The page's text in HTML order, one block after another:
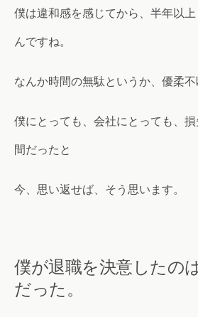
僕は違和感を感じてから、半年以
んですね。
なんか時間の無駄というか、優柔不
僕にとっても、会社にとっても、
間だったと
今、思い返せば、そう思います。
僕が退職を決意したの
だった。